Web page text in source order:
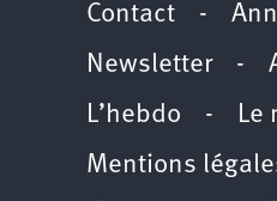
Contact -
Newsletter-
L’hebdo - Le
Mentions